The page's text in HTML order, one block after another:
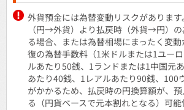
外貨預金には為替変動リスクがありま
（円→外貨）より払戻時（外貨→円）
る場合、または為替相場にまったく変
復の為替手数料（1米ドルまたは1ユー
ルあたり50銭、1ランドまたは1中国元
あたり40銭、1レアルあたり90銭、100
がかかるため、払戻時の円換算額が、
る（円貨ベースで元本割れとなる）可能